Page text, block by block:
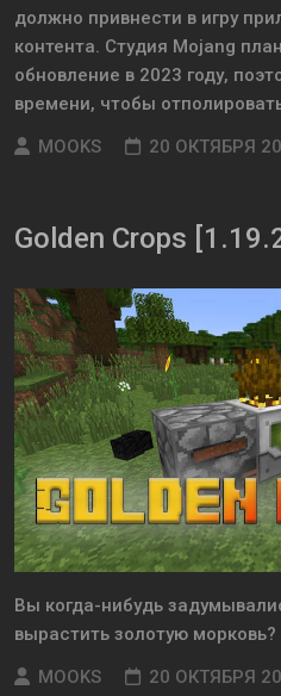
должно привнести в игру
контента. Студия Mojang
обновление в 2023 году,
времени, чтобы
MOOKS
20 ОКТЯБРЯ
Golden Crops
Вы когда-нибудь
вырастить золотую
MOOKS
20 ОКТЯБРЯ